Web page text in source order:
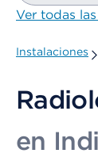
Ver todas
Instalaciones
en